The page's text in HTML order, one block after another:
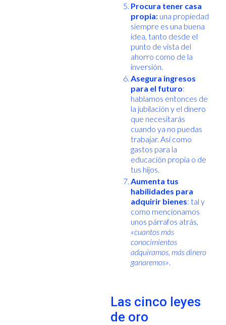
Procura tener casa
propia:una propiedad
siempre es una buena
idea, tanto desde el
punto de vista del
ahorro como de la
inversión.
Asegura ingresos
para el futuro:
hablamos entonces de
la jubilación y el dinero
que necesitarás
cuando ya no puedas
trabajar. Así como
gastos para la
educación propia o de
tus hijos.
Aumenta tus
habilidades para
adquirir bienes: tal y
como mencionamos
unos párrafos atrás,
«cuantos más
conocimientos
adquiramos, más dinero
ganaremos»
Las cinco leyes
de oro